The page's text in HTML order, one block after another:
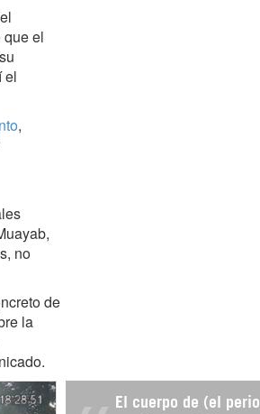
el
el
,
no
de
la
El cuerpo de (el